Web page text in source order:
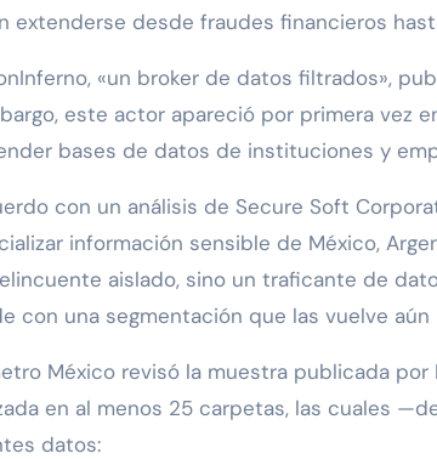
extenderse desde fraudes financieros
«un broker de datos filtrados»,
este actor apareció por primera vez
bases de datos de instituciones y
con un análisis de Secure Soft
información sensible de México,
aislado, sino un traficante de
con una segmentación que las vuelve aún
México revisó la muestra publicada
en al menos 25 carpetas, las cuales
datos: